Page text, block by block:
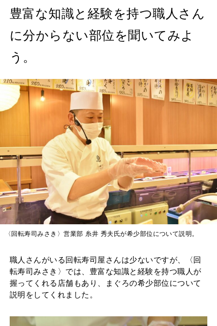
豊富な知識と経験を持つ職人さん
に分からない部位を聞いてみよ
う。
〈回転寿司みさき〉営業部 糸井 秀夫氏が希少部位について説明。
職人さんがいる回転寿司屋さんは少ないですが、〈回
転寿司みさき〉では、豊富な知識と経験を持つ職人が
握ってくれる店舗もあり、まぐろの希少部位について
説明をしてくれました。